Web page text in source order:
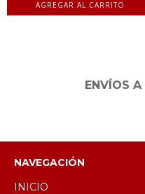
ENVÍOS
NAVEGACIÓN
INICIO